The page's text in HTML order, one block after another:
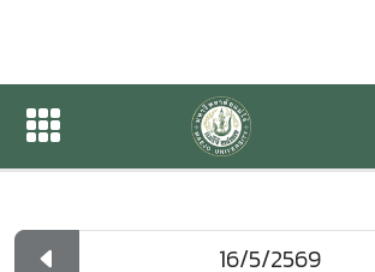
ปฏิทินกิจกรรมของหน่ว
ปฏิทินกิจกรรมของหน่วยงาน